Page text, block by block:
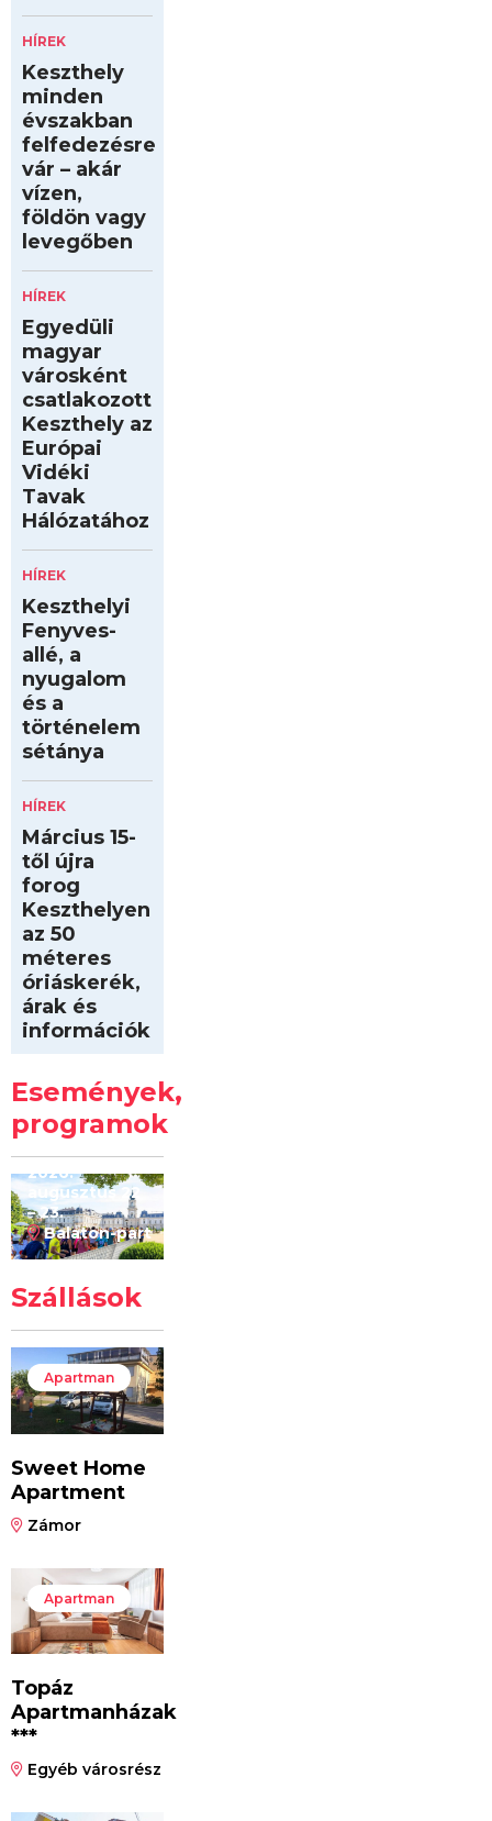
HÍREK
Keszthely
minden
évszakban
felfedezésre
vár – akár
vízen,
földön vagy
levegőben
HÍREK
Egyedüli
magyar
városként
csatlakozott
Keszthely az
Európai
Vidéki
Tavak
Hálózatához
HÍREK
Keszthelyi
Fenyves-
allé, a
nyugalom
és a
történelem
sétánya
HÍREK
Március 15-
től újra
forog
Keszthelyen
az 50
méteres
óriáskerék,
árak és
információk
Események,
programok
Kilóméterek
2026
2026.
augusztus 22
– 23.
Balaton-part
Szállások
Apartman
Sweet Home
Apartment
Zámor
Apartman
Topáz
Apartmanházak
***
Egyéb városrész